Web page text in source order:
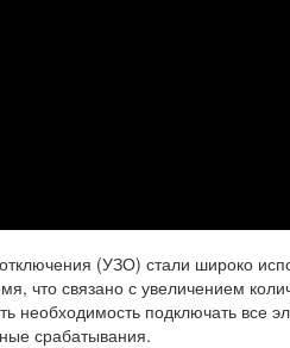
(УЗО) стали широко
что связано с увеличением
необходимость подключать все
срабатывания.